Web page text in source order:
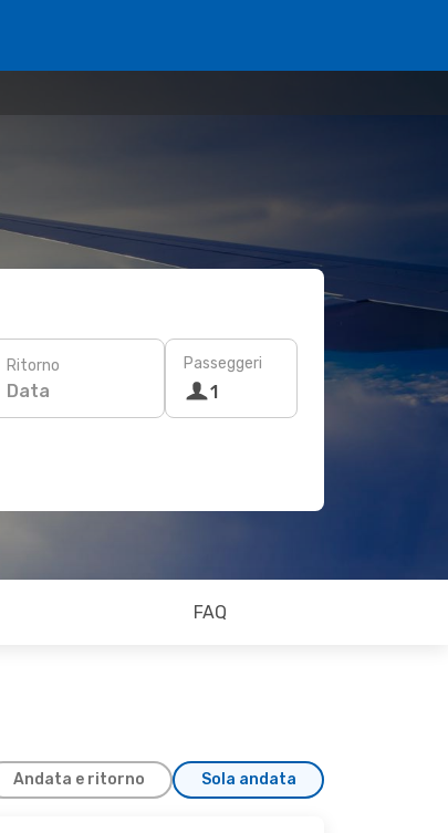
Ritorno
Data
Passeggeri
1
FAQ
Andata e ritorno Sola andata